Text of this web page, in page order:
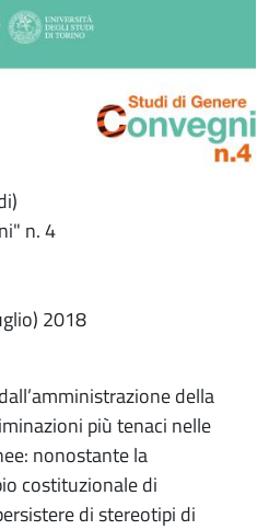
n. 4
2018
della
più tenaci nelle
nonostante la
costituzionale di
di stereotipi di